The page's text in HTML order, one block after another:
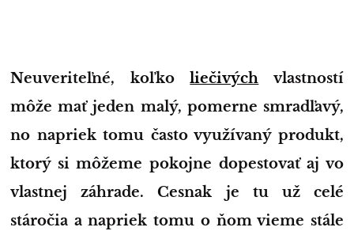
Neuveriteľné, koľkoliečivých vlastností
môže mať jeden malý, pomerne smradľavý,
no napriek tomu často využívaný produkt,
ktorý si môžeme pokojne dopestovať aj vo
vlastnej záhrade. Cesnak je tu už celé
stáročia a napriek tomu o ňom vieme stále